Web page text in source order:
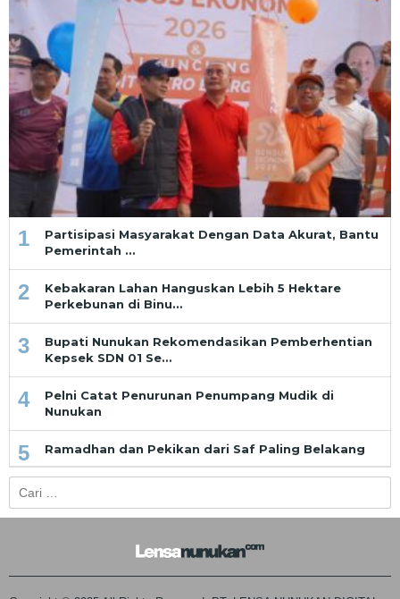
1
Partisipasi Masyarakat Dengan Data Akurat, Bantu
Pemerintah …
2
Kebakaran Lahan Hanguskan Lebih 5 Hektare
Perkebunan di Binu…
3
Bupati Nunukan Rekomendasikan Pemberhentian
Kepsek SDN 01 Se…
4
Pelni Catat Penurunan Penumpang Mudik di
Nunukan
5 Ramadhan dan Pekikan dari Saf Paling Belakang
untuk: